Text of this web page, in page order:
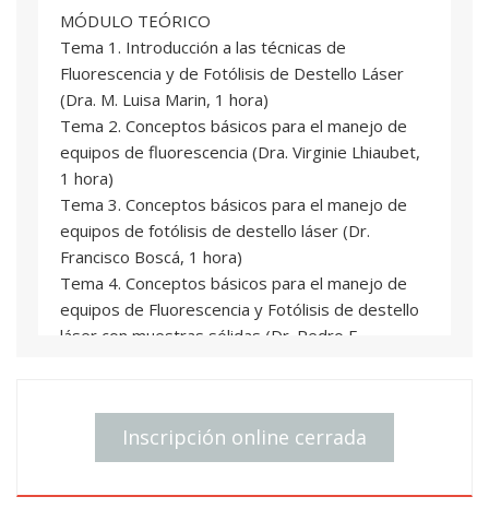
análisis de datos y todos puedan utilizar el
equipo de fotólisis láser flash para realizar las
experiencias programadas.
Una vez finalizado el curso, los alumnos
resolverán las cuestiones planteadas en las
sesiones prácticas y elaborarán un informe que
enviarán por correo electrónico a los profesores
para su evaluación.
MÓDULO TEÓRICO
Tema 1. Introducción a las técnicas de
Fluorescencia y de Fotólisis de Destello Láser
(Dra. M. Luisa Marin, 1 hora)
Tema 2. Conceptos básicos para el manejo de
equipos de fluorescencia (Dra. Virginie Lhiaubet,
1 hora)
Tema 3. Conceptos básicos para el manejo de
equipos de fotólisis de destello láser (Dr.
Francisco Boscá, 1 hora)
Tema 4. Conceptos básicos para el manejo de
equipos de Fluorescencia y Fotólisis de destello
láser con muestras sólidas (Dr. Pedro E.
termodinámicos de procesos rápidos (Dra. M.
Luisa Marin, 1 hora)
Tema 6. Caracterización de estados excitados: el
estado singlete (Dra. Virginie Lhiaubet, 1 hora)
Inscripción online cerrada